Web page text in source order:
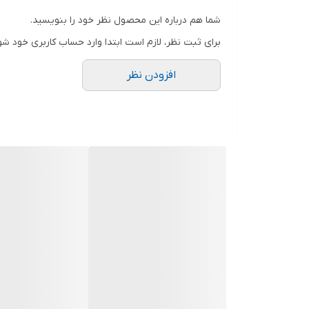
شما هم درباره این محصول نظر خود را بنویسید.
برای ثبت نظر، لازم است ابتدا وارد حساب کاربری خود
افزودن نظر